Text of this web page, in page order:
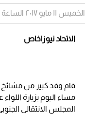
الخميس ١١ مايو ٢٠١٧ الساعة ٠٤:٢٢ مساءً
الاتحاد نيوز|خاص
قام وفد كبير من
مساء اليوم بزيارة
المجلس الانتقالي